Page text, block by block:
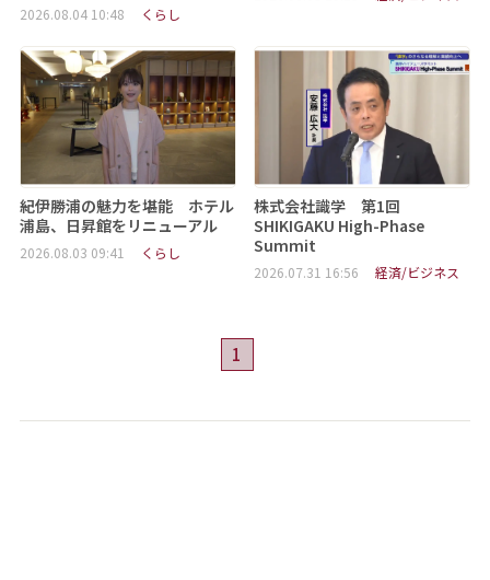
2026.08.04 10:48 くらし
紀伊勝浦の魅力を堪能 ホテル
浦島、日昇館をリニューアル
2026.08.03 09:41 くらし
株式会社識学 第1回
SHIKIGAKU High-Phase
Summit
2026.07.31 16:56 経済/ビジネス
1